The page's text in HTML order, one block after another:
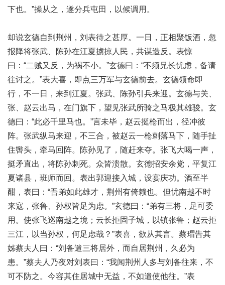
下也。”操从之，遂分兵屯田，以候调用。
却说玄德自到荆州，刘表待之甚厚。一日，正相聚饭酒，忽
报降将张武、陈孙在江夏掳掠人民，共谋造反。表惊
曰：“二贼又反，为祸不小。”玄德曰：“不须兄长忧虑，备请
往讨之。”表大喜，即点三万军与玄德前去。玄德领命即
行，不一日，来到江夏。张武、陈孙引兵来迎。玄德与关、
张、赵云出马，在门旗下，望见张武所骑之马极其雄骏。玄
德曰：“此必千里马也。”言未毕，赵云挺枪而出，径冲彼
阵。张武纵马来迎，不三合，被赵云一枪刺落马下，随手扯
住辔头，牵马回阵。陈孙见了，随赶来夺。张飞大喝一声，
挺矛直出，将陈孙刺死。众皆溃散。玄德招安余党，平复江
夏诸县，班师而回。表出郭迎接入城，设宴庆功。酒至半
酣，表曰：“吾弟如此雄才，荆州有倚赖也。但忧南越不时
来寇，张鲁、孙权皆足为虑。”玄德曰：“弟有三将，足可委
用。使张飞巡南越之境；云长拒固子城，以镇张鲁；赵云拒
三江，以当孙权，何足虑哉？”表喜，欲从其言。蔡瑁告其
姊蔡夫人曰：“刘备遣三将居外，而自居荆州，久必为
患。”蔡夫人乃夜对刘表曰：“我闻荆州人多与刘备往来，不
可不防之。今容其住居城中无益，不如遣使他往。”表